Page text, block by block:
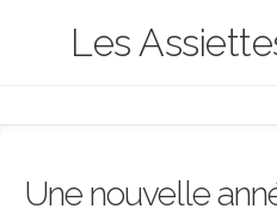
Les
Une nouvelle